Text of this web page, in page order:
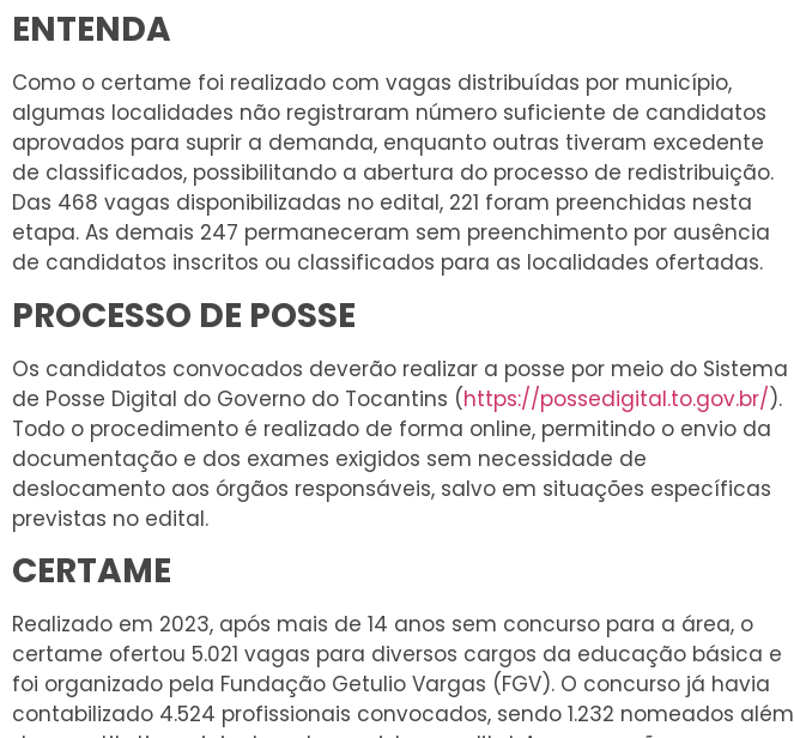
ENTENDA
Como o certame foi realizado com vagas distribuídas por município,
algumas localidades não registraram número suficiente de candidatos
aprovados para suprir a demanda, enquanto outras tiveram excedente
de classificados, possibilitando a abertura do processo de redistribuição.
Das 468 vagas disponibilizadas no edital, 221 foram preenchidas nesta
etapa. As demais 247 permaneceram sem preenchimento por ausência
de candidatos inscritos ou classificados para as localidades ofertadas.
PROCESSO DE POSSE
Os candidatos convocados deverão realizar a posse por meio do Sistema
de Posse Digital do Governo do Tocantins (https://possedigital.to.gov.br/).
Todo o procedimento é realizado de forma online, permitindo o envio da
documentação e dos exames exigidos sem necessidade de
deslocamento aos órgãos responsáveis, salvo em situações específicas
previstas no edital.
CERTAME
Realizado em 2023, após mais de 14 anos sem concurso para a área, o
certame ofertou 5.021 vagas para diversos cargos da educação básica e
foi organizado pela Fundação Getulio Vargas (FGV). O concurso já havia
contabilizado 4.524 profissionais convocados, sendo 1.232 nomeados além